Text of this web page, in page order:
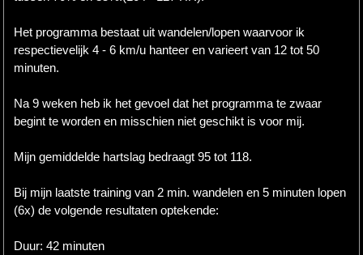
Het programma bestaat uit wandelen/lopen waarvoor ik
respectievelijk 4 - 6 km/u hanteer en varieert van 12 tot 50
minuten.
Na 9 weken heb ik het gevoel dat het programma te zwaar
begint te worden en misschien niet geschikt is voor mij.
Mijn gemiddelde hartslag bedraagt 95 tot 118.
Bij mijn laatste training van 2 min. wandelen en 5 minuten lopen
(6x) de volgende resultaten optekende:
Duur: 42 minuten